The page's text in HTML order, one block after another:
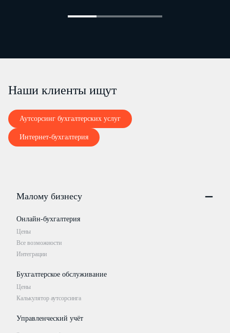
Наши клиенты ищут
Аутсорсинг бухгалтерских услуг
Интернет-бухгалтерия
Малому бизнесу
Онлайн-бухгалтерия
Цены
Все возможности
Интеграции
Бухгалтерское обслуживание
Цены
Калькулятор аутсорсинга
Управленческий учёт